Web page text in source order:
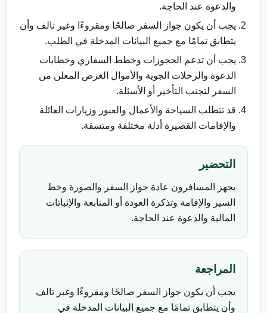
والدعوة عند الحاجة.
يجب أن يكون جواز السفر صالحًا ومقروءًا وغير تالف وأن
يتطابق تمامًا مع جميع البيانات المدخلة في الطلب.
يجب أن تدعم الحجوزات وخطط السفاري وخطابات
الدعوة والرحلات الجوية والأموال الغرض المعلن من
السفر لتجنب التأخير أو الأسئلة.
قد تتطلب السياحة والأعمال والعبور وزيارات العائلة
والإقامات القصيرة أدلة مختلفة ومتسقة.
التحضير
يجهز المسافرون عادة جواز السفر والصورة وخط
السير والإقامة وتذكرة العودة أو المتابعة والإثباتات
المالية والدعوة عند الحاجة.
المراجعة
يجب أن يكون جواز السفر صالحًا ومقروءًا وغير تالف
وأن يتطابق تمامًا مع جميع البيانات المدخلة في